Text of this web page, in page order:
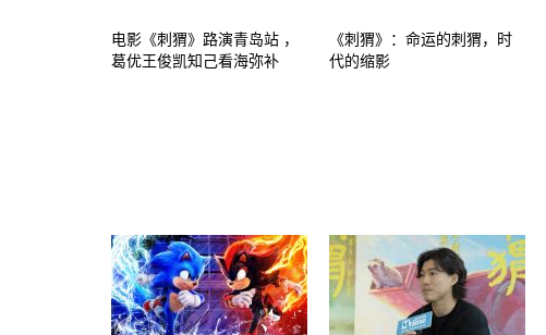
电影《刺猬》路演青岛站 ，
葛优王俊凯知己看海弥补
《刺猬》：命运的刺猬，时
代的缩影